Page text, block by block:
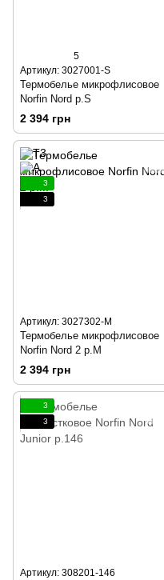
5
Артикул: 3027001-S
Термобелье микрофлисовое
Norfin Nord р.S
2 394 грн
3
3
Артикул: 3027302-M
Термобелье микрофлисовое
Norfin Nord 2 р.M
2 394 грн
3
3
Артикул: 308201-146